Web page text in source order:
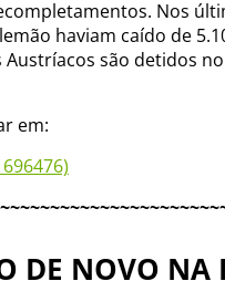
Nos
haviam caído de
Austríacos são detidos
em:
DE NOVO NA